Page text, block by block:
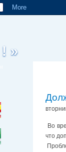
»
Во
что